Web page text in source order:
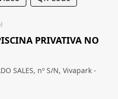
PRIVATIVA NO
SALES, nº S/N, Vivapark -